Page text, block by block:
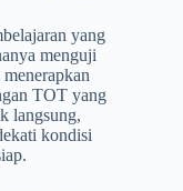
yang
menguji
TOT yang
langsung,
kondisi